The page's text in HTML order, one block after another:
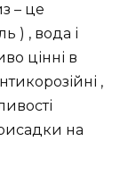
– це
) , вода і
цінні в
,
на